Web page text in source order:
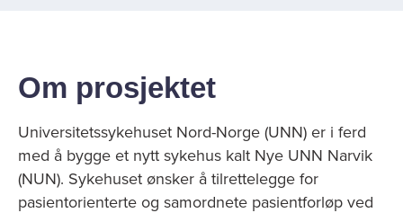
Om prosjektet
Universitetssykehuset Nord-Norge (UNN) er i ferd
med å bygge et nytt sykehus kalt Nye UNN Narvik
(NUN). Sykehuset ønsker å tilrettelegge for
pasientorienterte og samordnete pasientforløp ved